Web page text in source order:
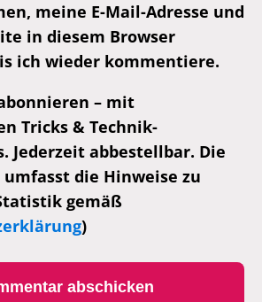
meine E-Mail-Adresse und
in diesem Browser
ich wieder kommentiere.
– mit
Tricks & Technik-
Jederzeit abbestellbar. Die
die Hinweise zu
gemäß
)